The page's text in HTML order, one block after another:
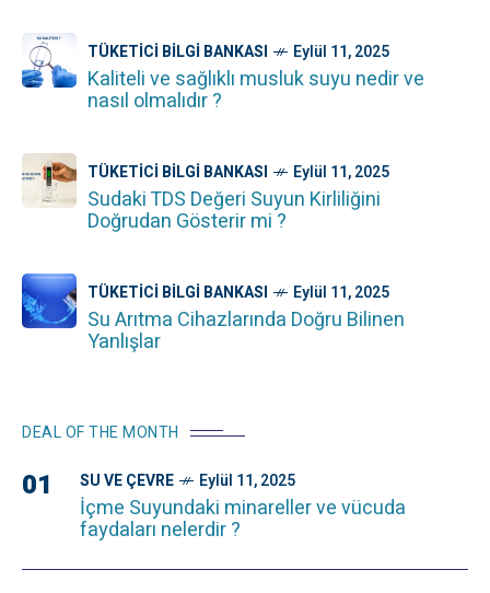
TÜKETICI BILGI BANKASI Eylül 11, 2025
Kaliteli ve sağlıklı musluk suyu nedir ve
nasıl olmalıdır ?
TÜKETICI BILGI BANKASI Eylül 11, 2025
Sudaki TDS Değeri Suyun Kirliliğini
Doğrudan Gösterir mi ?
TÜKETICI BILGI BANKASI Eylül 11, 2025
Su Arıtma Cihazlarında Doğru Bilinen
Yanlışlar
DEAL OF THE MONTH
01 SU VE ÇEVRE Eylül 11, 2025
İçme Suyundaki minareller ve vücuda
faydaları nelerdir ?